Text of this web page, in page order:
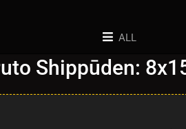
ALL
Shippūden: